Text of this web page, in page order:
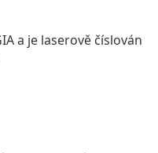
a je laserově číslován